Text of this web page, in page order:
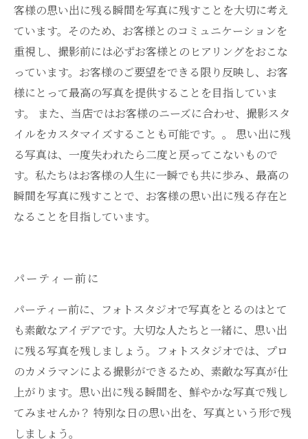
客様の思い出に残る瞬間を写真に残すことを大切に考え
ています。そのため、お客様とのコミュニケーションを
重視し、撮影前には必ずお客様とのヒアリングをおこな
っています。お客様のご要望をできる限り反映し、お客
様にとって最高の写真を提供することを目指していま
す。 また、当店ではお客様のニーズに合わせ、撮影スタ
イルをカスタマイズすることも可能です。。 思い出に残
る写真は、一度失われたら二度と戻ってこないもので
す。私たちはお客様の人生に一瞬でも共に歩み、最高の
瞬間を写真に残すことで、お客様の思い出に残る存在と
なることを目指しています。
パーティー前に
パーティー前に、フォトスタジオで写真をとるのはとて
も素敵なアイデアです。大切な人たちと一緒に、思い出
に残る写真を残しましょう。フォトスタジオでは、プロ
のカメラマンによる撮影ができるため、素敵な写真が仕
上がります。思い出に残る瞬間を、鮮やかな写真で残し
てみませんか？ 特別な日の思い出を、写真という形で残
しましょう。